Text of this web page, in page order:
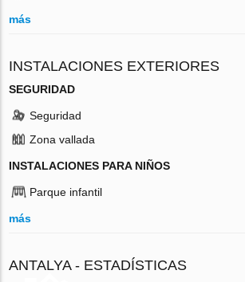
más
INSTALACIONES EXTERIORES
SEGURIDAD
Seguridad
Zona vallada
INSTALACIONES PARA NIÑOS
Parque infantil
más
ANTALYA - ESTADÍSTICAS